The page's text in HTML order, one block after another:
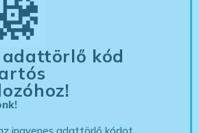
adattörlő kód